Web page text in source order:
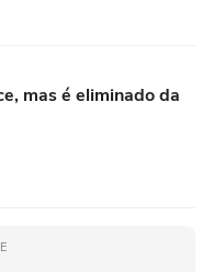
mas é eliminado da